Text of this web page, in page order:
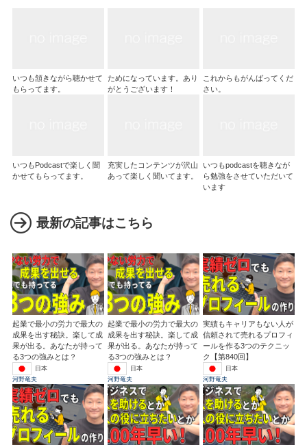
いつも頷きながら聴かせて
もらってます。
ためになっています。あり
がとうございます！
これからもがんばってくだ
さい。
いつもPodcastで楽しく聞
かせてもらってます。
充実したコンテンツが沢山
あって楽しく聞いてます。
いつもpodcastを聴きなが
ら勉強をさせていただいて
います
最新の記事はこちら
起業で最小の労力で最大の
成果を出す秘訣。楽して成
果が出る。あなたが持って
る3つの強みとは？
日本
河野竜夫
起業で最小の労力で最大の
成果を出す秘訣。楽して成
果が出る。あなたが持って
る3つの強みとは？
日本
河野竜夫
実績もキャリアもない人が
信頼されて売れるプロフィ
ールを作る3つのテクニッ
ク【第840回】
日本
河野竜夫